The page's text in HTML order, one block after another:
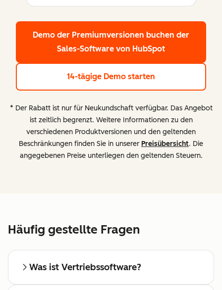
Demo der Premiumversionen buchen der
Sales-Software von HubSpot
14-tägige Demo starten
* Der Rabatt ist nur für Neukundschaft verfügbar. Das Angebot
ist zeitlich begrenzt. Weitere Informationen zu den
verschiedenen Produktversionen und den geltenden
Beschränkungen finden Sie in unserer Preisübersicht. Die
angegebenen Preise unterliegen den geltenden Steuern.
Häufig gestellte Fragen
Was ist Vertriebssoftware?